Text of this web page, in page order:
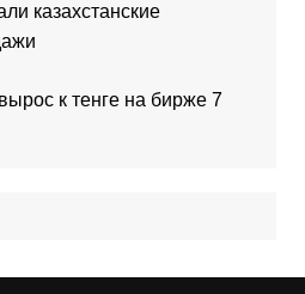
казахстанские
к тенге на бирже 7